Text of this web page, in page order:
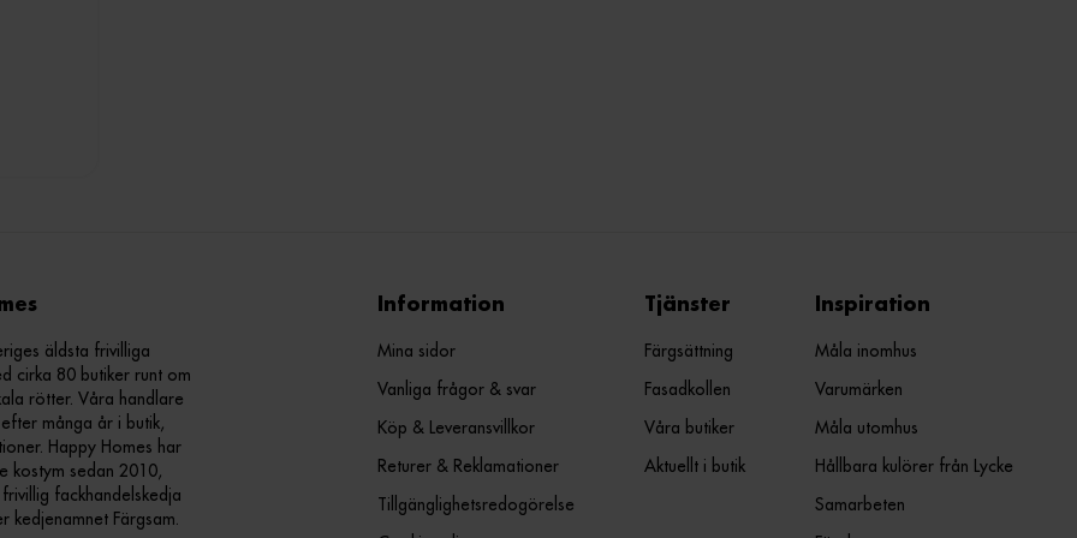
äldsta frivilliga
cirka 80 butiker runt om
rötter. Våra handlare
många år i butik,
Happy Homes har
kostym sedan 2010,
fackhandelskedja
kedjenamnet Färgsam.
Information
Mina sidor
Vanliga frågor & svar
Köp & Leveransvillkor
Returer & Reklamationer
Tillgänglighetsredogörelse
Tjänster
Färgsättning
Fasadkollen
Våra butiker
Aktuellt i butik
Inspiration
Måla inomhus
Varumärken
Måla utomhus
Hållbara kulörer från Lycke
Samarbeten